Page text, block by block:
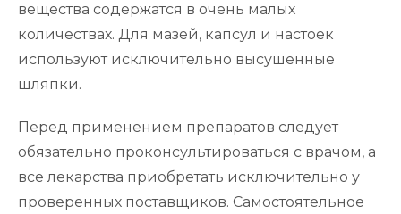
вещества содержатся в очень малых
количествах. Для мазей, капсул и настоек
используют исключительно высушенные
шляпки.
Перед применением препаратов следует
обязательно проконсультироваться с врачом, а
все лекарства приобретать исключительно у
проверенных поставщиков. Самостоятельное